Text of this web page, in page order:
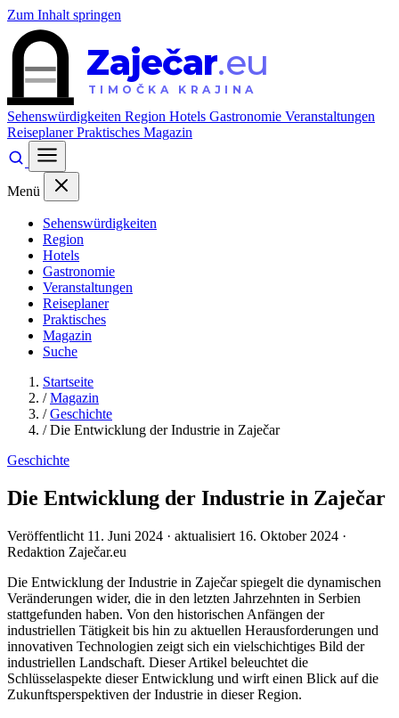
Zum Inhalt springen
Zaječar.eu
TIMOČKA KRAJINA
Sehenswürdigkeiten Region Hotels Gastronomie Veranstaltungen
ReiseplanerPraktisches Magazin
Menü
Sehenswürdigkeiten
Region
Hotels
Gastronomie
Veranstaltungen
Reiseplaner
Praktisches
Magazin
Suche
Startseite
/ Magazin
/ Geschichte
/ Die Entwicklung der Industrie in Zaječar
Geschichte
Die Entwicklung der Industrie in Zaječar
Veröffentlicht 11. Juni 2024 · aktualisiert 16. Oktober 2024 ·
Redaktion Zaječar.eu
Die Entwicklung der Industrie in Zaječar spiegelt die dynamischen
Veränderungen wider, die in den letzten Jahrzehnten in Serbien
stattgefunden haben. Von den historischen Anfängen der
industriellen Tätigkeit bis hin zu aktuellen Herausforderungen und
innovativen Technologien zeigt sich ein vielschichtiges Bild der
industriellen Landschaft. Dieser Artikel beleuchtet die
Schlüsselaspekte dieser Entwicklung und wirft einen Blick auf die
Zukunftsperspektiven der Industrie in dieser Region.